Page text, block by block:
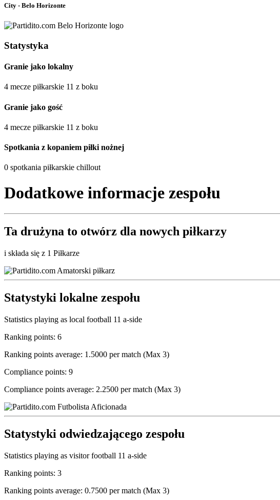
City - Belo Horizonte
Statystyka
Granie jako lokalny
4 mecze piłkarskie 11 z boku
Granie jako gość
4 mecze piłkarskie 11 z boku
Spotkania z kopaniem piłki nożnej
0 spotkania piłkarskie chillout
Dodatkowe informacje zespołu
Ta drużyna to otwórz dla nowych piłkarzy
i składa się z 1 Piłkarze
Statystyki lokalne zespołu
Statistics playing as local football 11 a-side
Ranking points: 6
Ranking points average: 1.5000 per match (Max 3)
Compliance points: 9
Compliance points average: 2.2500 per match (Max 3)
Statystyki odwiedzającego zespołu
Statistics playing as visitor football 11 a-side
Ranking points: 3
Ranking points average: 0.7500 per match (Max 3)